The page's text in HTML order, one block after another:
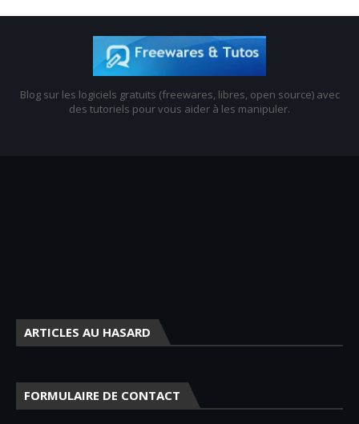
Blog sur les logiciels gratuits (freewares, libres, open source) avec
des tutoriels pour vous aider à les manipuler.
ARTICLES AU HASARD
FORMULAIRE DE CONTACT